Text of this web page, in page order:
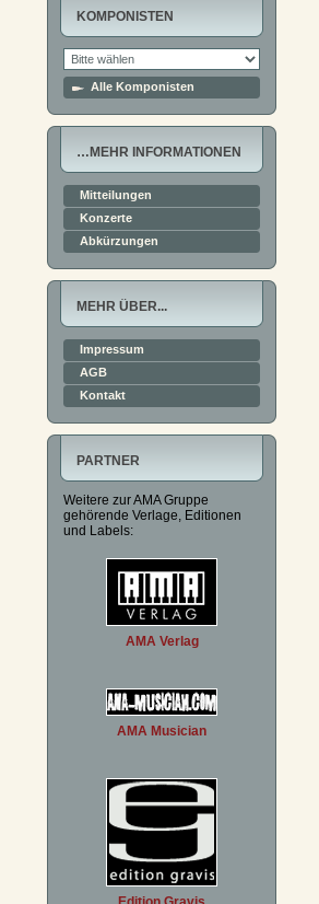
KOMPONISTEN
Alle Komponisten
…MEHR INFORMATIONEN
Mitteilungen
Konzerte
Abkürzungen
MEHR ÜBER...
Impressum
AGB
Kontakt
PARTNER
Weitere zur AMA Gruppe
gehörende Verlage, Editionen
und Labels:
AMA Verlag
AMA Musician